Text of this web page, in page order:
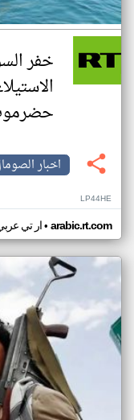
خفر
اخبار
LP44HE
ار تي• arabic.rt.com